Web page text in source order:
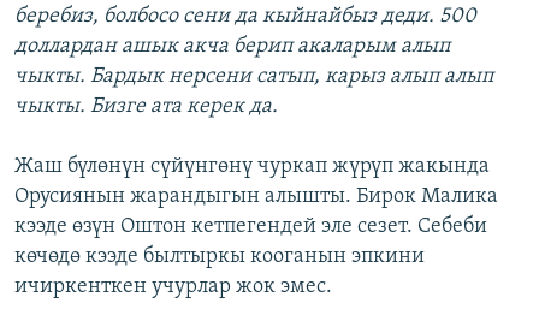
беребиз, болбосо сени да кыйнайбыз деди. 500
доллардан ашык акча берип акаларым алып
чыкты. Бардык нерсени сатып, карыз алып алып
чыкты. Бизге ата керек да.
Жаш бүлөнүн сүйүнгөнү чуркап жүрүп жакында
Орусиянын жарандыгын алышты. Бирок Малика
кээде өзүн Оштон кетпегендей эле сезет. Себеби
көчөдө кээде былтыркы кооганын эпкини
ичиркенткен учурлар жок эмес.